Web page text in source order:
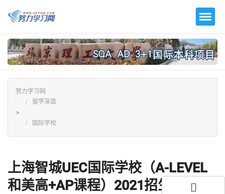
努力学习网
留学深造
>
国际学校
上海智城UEC国际学校（A-LEVEL
和美高+AP课程）2021招生信息...